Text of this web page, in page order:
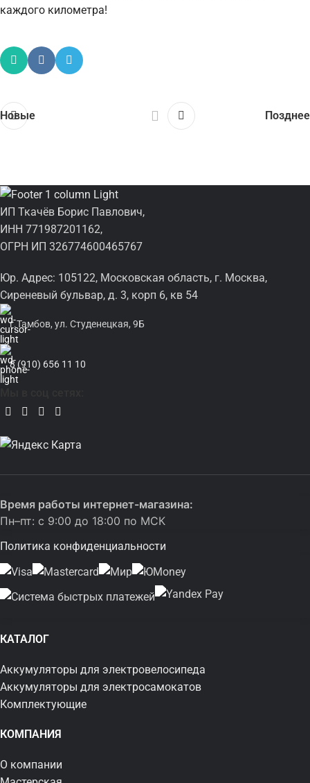
каждого километра!
Новые Позднее
ИП Ткачёв Борис Павлович,
ИНН 771987201162,
ОГРН ИП 326774600465767
Юр. Адрес: 105122, Московская область, г. Москва,
Сиреневый бульвар, д. 3, корп 6, кв 54
г.Тамбов, ул. Студенецкая, 9Б
8 (910) 656 11 10
Время работы интернет-магазина:
Пн–пт: с 9:00 до 18:00 по МСК
Политика конфиденциальности
КАТАЛОГ
Аккумуляторы для электровелосипеда
Аккумуляторы для электросамокатов
Комплектующие
КОМПАНИЯ
О компании